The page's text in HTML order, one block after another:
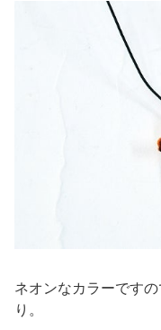
ネオンなカラーです
り。